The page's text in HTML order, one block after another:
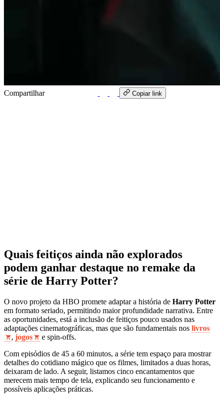
Compartilhar Copiar link
Quais feitiços ainda não explorados
podem ganhar destaque no remake da
série de Harry Potter?
O novo projeto da HBO promete adaptar a história de Harry Potter
em formato seriado, permitindo maior profundidade narrativa. Entre
as oportunidades, está a inclusão de feitiços pouco usados nas
adaptações cinematográficas, mas que são fundamentais nos livros
, jogos
e spin‑offs.
Com episódios de 45 a 60 minutos, a série tem espaço para mostrar
detalhes do cotidiano mágico que os filmes, limitados a duas horas,
deixaram de lado. A seguir, listamos cinco encantamentos que
merecem mais tempo de tela, explicando seu funcionamento e
possíveis aplicações práticas.